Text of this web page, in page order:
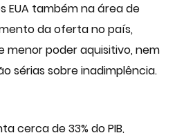
EUA também na área de
da oferta no país,
menor poder aquisitivo, nem
sérias sobre inadimplência.
cerca de 33% do PIB,